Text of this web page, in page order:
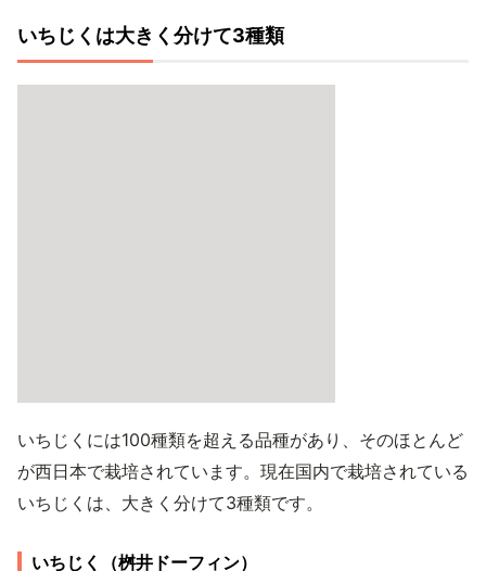
いちじくは大きく分けて3種類
いちじくには100種類を超える品種があり、そのほとんど
が西日本で栽培されています。現在国内で栽培されている
いちじくは、大きく分けて3種類です。
いちじく（桝井ドーフィン）